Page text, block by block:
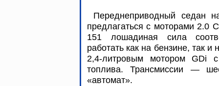
Переднеприводный седан
предлагаться с моторами 2.0
151 лошадиная сила
работать как на бензине, так
2,4-литровым мотором GDi
топлива. Трансмиссии —
«автомат».